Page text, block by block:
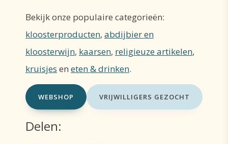
Bekijk onze populaire categorieën:
kloosterproducten, abdijbier en
kloosterwijn, kaarsen, religieuze artikelen,
kruisjes en eten & drinken.
WEBSHOP VRIJWILLIGERS GEZOCHT
Delen: